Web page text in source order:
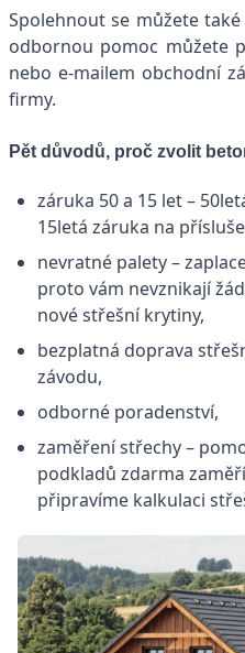
Spolehnout se můžete
odbornou pomoc můžete
nebo e-mailem obchodní
firmy.
Pět důvodů, proč zvolit
záruka 50 a 15 let –
15letá záruka na
nevratné palety –
proto vám nevznikají
nové střešní krytiny,
bezplatná doprava
závodu,
odborné poradenství,
zaměření střechy –
podkladů zdarma
připravíme kalkulaci